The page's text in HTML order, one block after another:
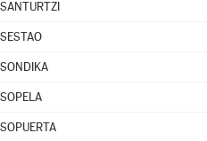
SANTURTZI
SESTAO
SONDIKA
SOPELA
SOPUERTA